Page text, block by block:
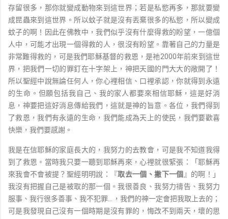
存留很多，那你就變成動物來到這世界；若是私慾再多，那就要變
成昆蟲來到這世界。所以蚊子就是沒有丟棄很多的私慾，所以變成
蚊子的啊！因此在佛教中，我們似乎沒有什麼得救的盼望，一億個
人中，可能才出現一個得救的人，很沒有盼望。靠著自己的力量是
非常難得救的，可是我們耶穌基督的救恩，是祂2000年前來到這世
界，把我們一切的罪釘在十字架上，神把天國的門大大的敞開了！
所以聖經中說無論任何人，你心裡相信、口裡承認，你就得到永遠
的生命。但願包括我自己、我的家人都要來相信耶穌，這是好消
息，神要把這好消息傳給我們，這就是神的旨意。各位，我們得到
了救恩，我們有永遠的生命，我們能成為天上的使民，我們要歡喜
快樂，我們要感謝。
我是在信耶穌的家庭長大的，我努力的去教會，可是我不知道我得
到了救恩。當時我只要一聽到耶穌再來，心裡就很緊張：「耶穌再
來我會不會被提？聖經明明說：『取去一個、撇下一個 』的啊！」
我沒有把握自己是被取的那一個。我很善良、我努力禱告、我努力
服事、我行很多善事、我不犯罪…，我們的神一定會把我取上去的；
可是我發現自己沒有一個時期是沒有罪的，悔改不到兩天，壞的思